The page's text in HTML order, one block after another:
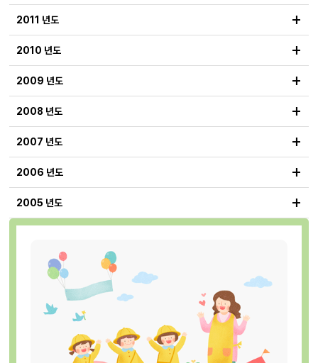
2011 년도 +
2010 년도 +
2009 년도 +
2008 년도 +
2007 년도 +
2006 년도 +
2005 년도 +